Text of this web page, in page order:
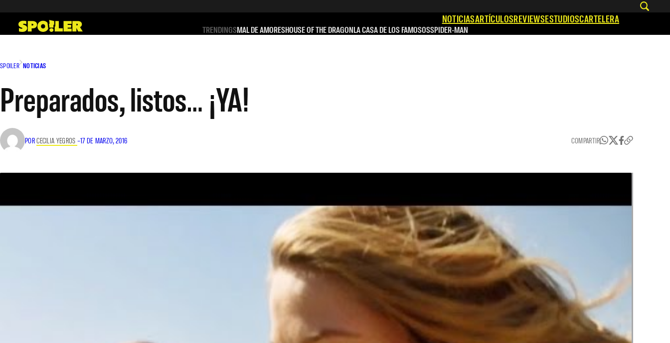
contenido
NOTICIASARTÍCULOSREVIEWSESTUDIOSCARTELERA
TRENDINGSMAL DE AMORESHOUSE OF THE DRAGONLA CASA DE LOS FAMOSOSSPIDER-MAN
SPOILER NOTICIAS
Preparados, listos… ¡YA!
PORCECILIA YEGROS –17 DE MARZO, 2016 COMPARTIR